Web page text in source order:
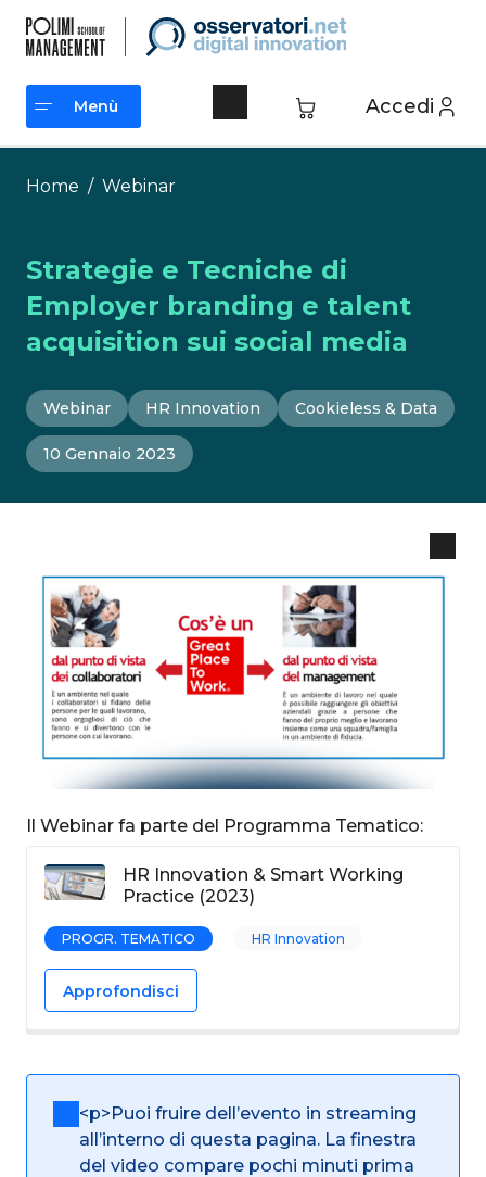
contenuto
Accedi
Menù
Menù
Home / Webinar
Strategie e Tecniche di
Employer branding e talent
acquisition sui social media
Webinar HR Innovation Cookieless & Data
10 Gennaio 2023
Il Webinar fa parte del Programma Tematico:
HR Innovation & Smart Working
Practice (2023)
PROGR. TEMATICO HR Innovation
Approfondisci
<p>Puoi fruire dell’evento in streaming
all’interno di questa pagina. La finestra
del video compare pochi minuti prima